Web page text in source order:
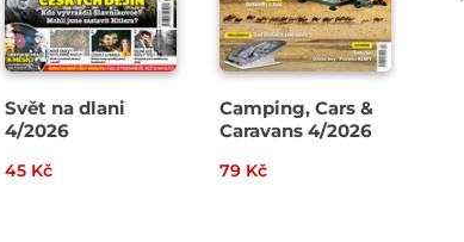
Svět na dlani
4/2026
45 Kč
Camping, Cars &
Caravans 4/2026
79 Kč